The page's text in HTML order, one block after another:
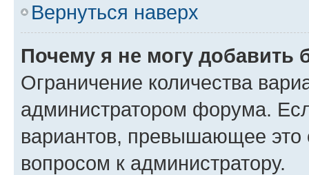
Вернуться наверх
Почему я не могу добавить
Ограничение количества
администратором форума.
вариантов, превышающее это
вопросом к администратору.